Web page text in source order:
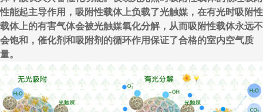
性能起主导作用，吸附性载体上负载了光触媒，在有光时吸附性
载体上的有害气体会被光触媒氧化分解，从而吸附性载体永远不
会饱和，催化剂和吸附剂的循环作用保证了合格的室内空气质
量。